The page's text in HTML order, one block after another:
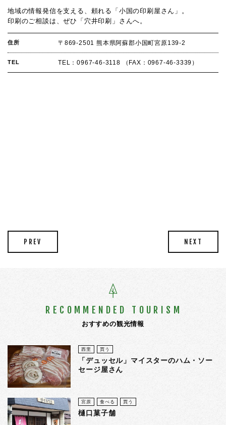
地域の情報発信を支える、頼れる「小国の印刷屋さん」。
印刷のご相談は、ぜひ「穴井印刷」さんへ。
住所 〒869-2501 熊本県阿蘇郡小国町宮原139-2
TEL TEL：0967-46-3118 （FAX：0967-46-3339）
PREV NEXT
RECOMMENDED TOURISM
おすすめの観光情報
西里 買う
「デュッセル」マイスターのハム・ソー
セージ屋さん
宮原 食べる 買う
樋口菓子舗